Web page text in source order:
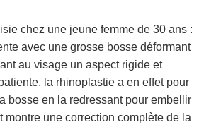
chez une jeune femme de 30 ans :
avec une grosse bosse déformant
au visage un aspect rigide et
la rhinoplastie a en effet pour
bosse en la redressant pour embellir
montre une correction complète de la